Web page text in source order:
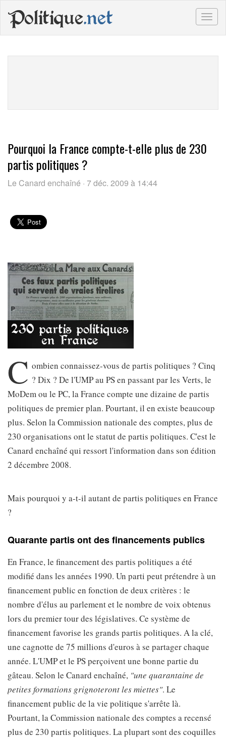
Politique.net
Pourquoi la France compte-t-elle plus de 230
partis politiques ?
Le Canard enchaîné · 7 déc. 2009 à 14:44
C ombien connaissez-vous de partis politiques ? Cinq
? Dix ? De l'UMP au PS en passant par les Verts, le
MoDem ou le PC, la France compte une dizaine de partis
politiques de premier plan. Pourtant, il en existe beaucoup
plus. Selon la Commission nationale des comptes, plus de
230 organisations ont le statut de partis politiques. C'est le
Canard enchaîné qui ressort l'information dans son édition
2 décembre 2008.
Mais pourquoi y a-t-il autant de partis politiques en France
?
Quarante partis ont des financements publics
En France, le financement des partis politiques a été
modifié dans les années 1990. Un parti peut prétendre à un
financement public en fonction de deux critères : le
nombre d'élus au parlement et le nombre de voix obtenus
lors du premier tour des législatives. Ce système de
financement favorise les grands partis politiques. A la clé,
une cagnotte de 75 millions d'euros à se partager chaque
année. L'UMP et le PS perçoivent une bonne partie du
gâteau. Selon le Canard enchaîné, "une quarantaine de
petites formations grignoteront les miettes". Le
financement public de la vie politique s'arrête là.
Pourtant, la Commission nationale des comptes a recensé
plus de 230 partis politiques. La plupart sont des coquilles